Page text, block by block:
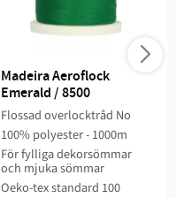
Madeira Aeroflock
Emerald / 8500
Flossad overlocktråd No
100% polyester - 1000m
För fylliga dekorsömmar
och mjuka sömmar
Oeko-tex standard 100